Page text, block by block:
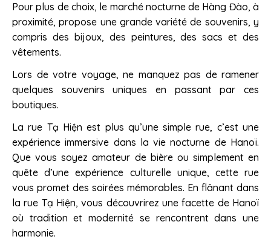
Pour plus de choix, le marché nocturne de Hàng Đào, à
proximité, propose une grande variété de souvenirs, y
compris des bijoux, des peintures, des sacs et des
vêtements.
Lors de votre voyage, ne manquez pas de ramener
quelques souvenirs uniques en passant par ces
boutiques.
La rue Tạ Hiện est plus qu’une simple rue, c’est une
expérience immersive dans la vie nocturne de Hanoï.
Que vous soyez amateur de bière ou simplement en
quête d’une expérience culturelle unique, cette rue
vous promet des soirées mémorables. En flânant dans
la rue Tạ Hiện, vous découvrirez une facette de Hanoï
où tradition et modernité se rencontrent dans une
harmonie.